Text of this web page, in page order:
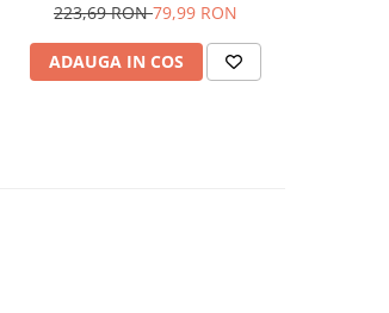
223,69 RON79,99 RON
ADAUGA IN COS